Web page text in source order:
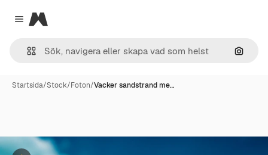
Close menu
Magnific
Sök
Startsida/Stock/Foton/Vacker sandstrand me…